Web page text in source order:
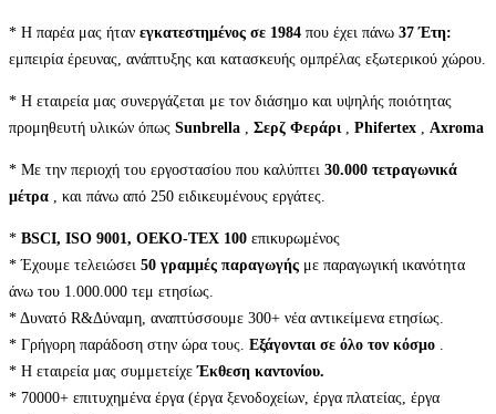
* Η παρέα μας ήταν εγκατεστημένος σε 1984 που έχει πάνω 37Έτη:
εμπειρία έρευνας, ανάπτυξης και κατασκευής ομπρέλας εξωτερικού χώρου.
* Η εταιρεία μας συνεργάζεται με τον διάσημο και υψηλής ποιότητας
προμηθευτή υλικών όπως Sunbrella , Σερζ Φεράρι , Phifertex , Axroma
* Με την περιοχή του εργοστασίου που καλύπτει 30.000 τετραγωνικά
μέτρα , και πάνω από 250 ειδικευμένους εργάτες.
* BSCI, ISO 9001, OEKO-TEX 100 επικυρωμένος
* Έχουμε τελειώσει 50 γραμμές παραγωγής με παραγωγική ικανότητα
άνω του 1.000.000 τεμ ετησίως.
* Δυνατό R&Δύναμη, αναπτύσσουμε 300+ νέα αντικείμενα ετησίως.
* Γρήγορη παράδοση στην ώρα τους. Εξάγονται σε όλο τον κόσμο .
* Η εταιρεία μας συμμετείχεΈκθεση καντονίου.
* 70000+ επιτυχημένα έργα (έργα ξενοδοχείων, έργα πλατείας, έργα